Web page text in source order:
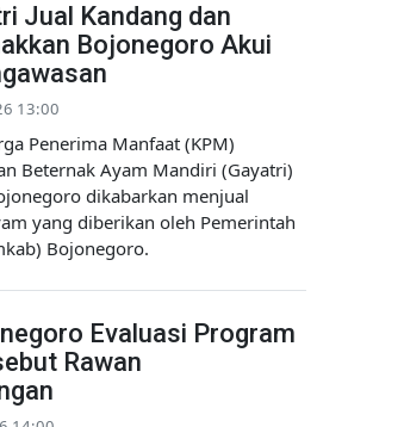
Jual Kandang dan
Bojonegoro Akui
13:00
Penerima Manfaat (KPM)
Beternak Ayam Mandiri (Gayatri)
dikabarkan menjual
yang diberikan oleh Pemerintah
Bojonegoro.
Evaluasi Program
Rawan